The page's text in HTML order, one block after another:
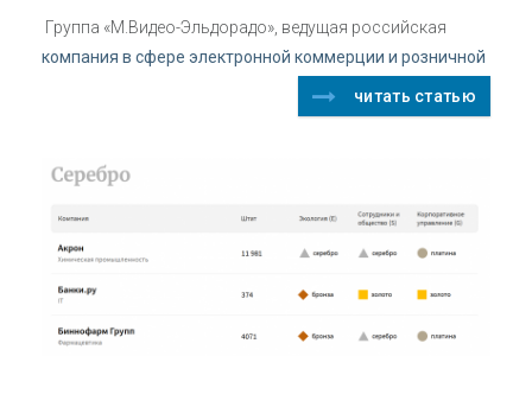
Группа «М.Видео-Эльдорадо», ведущая российская
компания в сфере электронной коммерции и розничной
читать статью